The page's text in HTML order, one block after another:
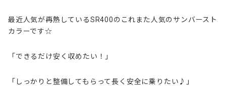
最近人気が再熱しているSR400のこれまた人気のサンバースト
カラーです☆
「できるだけ安く収めたい！」
「しっかりと整備してもらって長く安全に乗りたい♪」